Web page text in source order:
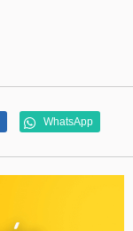
WhatsApp